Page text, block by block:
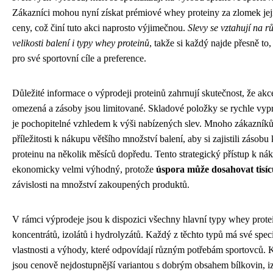
Zákazníci mohou nyní získat prémiové whey proteiny za zlomek
ceny, což činí tuto akci naprosto výjimečnou. Slevy se vztahují na
velikosti balení i typy whey proteinů, takže si každý najde přesně
pro své sportovní cíle a preference.
Důležité informace o výprodeji proteinů zahrnují skutečnost, že
omezená a zásoby jsou limitované. Skladové položky se rychle
je pochopitelné vzhledem k výši nabízených slev. Mnoho
příležitosti k nákupu většího množství balení, aby si zajistili zásobu
proteinu na několik měsíců dopředu. Tento strategický přístup k
ekonomicky velmi výhodný, protože úspora může dosahovat
závislosti na množství zakoupených produktů.
V rámci výprodeje jsou k dispozici všechny hlavní typy whey
koncentrátů, izolátů i hydrolyzátů. Každý z těchto typů má své
vlastnosti a výhody, které odpovídají různým potřebám sportovců.
jsou cenově nejdostupnější variantou s dobrým obsahem bílkovin,